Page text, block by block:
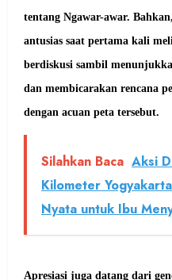
tentang Ngawar-awar.
antusias saat pertama kali
berdiskusi sambil
dan membicarakan rencana
dengan acuan peta tersebut.
Silahkan Baca Aksi
Kilometer
Nyata untuk Ibu
Apresiasi juga datang dari